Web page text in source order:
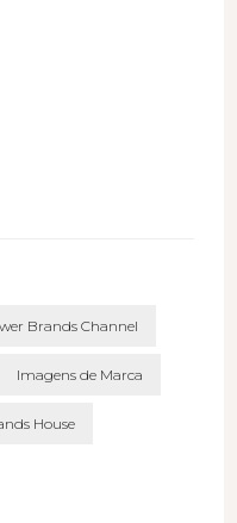
Brands Channel
Imagens de Marca
House